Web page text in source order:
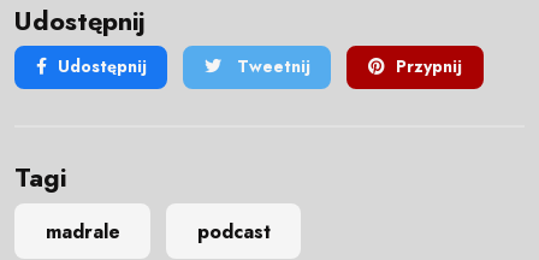
Udostępnij
Udostępnij Tweetnij Przypnij
Tagi
madrale podcast